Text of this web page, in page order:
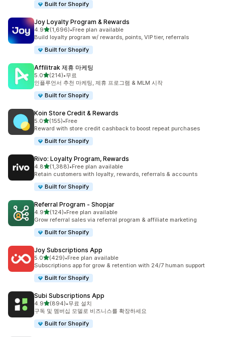
Built for Shopify
Joy Loyalty Program & Rewards
4.9별 5개 중
(1,696)
총 리뷰 1696개
•Free plan available
Build loyalty program w/ rewards, points, VIP tier, referrals
Built for Shopify
Affilitrak 제휴 마케팅
5.0별 5개 중
(214)
총 리뷰 214개
•무료
인플루언서 추천 마케팅, 제휴 프로그램 & MLM 시작
Built for Shopify
Koin Store Credit & Rewards
5.0별 5개 중
(155)
총 리뷰 155개
•Free
Reward with store credit cashback to boost repeat purchases
Built for Shopify
Rivo: Loyalty Program, Rewards
4.8별 5개 중
(1,388)
총 리뷰 1388개
•Free plan available
Retain customers with loyalty, rewards, referrals & accounts
Built for Shopify
Referral Program ‑ Shopjar
4.9별 5개 중
(124)
총 리뷰 124개
•Free plan available
Grow referral sales via referral program & affiliate marketing
Built for Shopify
Joy Subscriptions App
5.0별 5개 중
(429)
총 리뷰 429개
•Free plan available
Subscriptions app for grow & retention with 24/7 human support
Built for Shopify
Subi Subscriptions App
4.9별 5개 중
(894)
총 리뷰 894개
•무료 설치
구독 및 멤버십 모델로 비즈니스를 확장하세요
Built for Shopify